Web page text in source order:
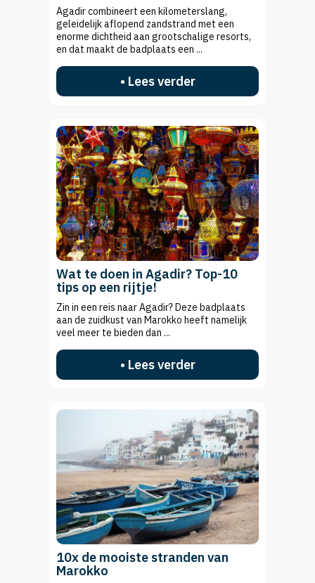
Agadir combineert een kilometerslang,
geleidelijk aflopend zandstrand met een
enorme dichtheid aan grootschalige resorts,
en dat maakt de badplaats een ...
• Lees verder
Wat te doen in Agadir? Top-10
tips op een rijtje!
Zin in een reis naar Agadir? Deze badplaats
aan de zuidkust van Marokko heeft namelijk
veel meer te bieden dan ...
• Lees verder
10x de mooiste stranden van
Marokko